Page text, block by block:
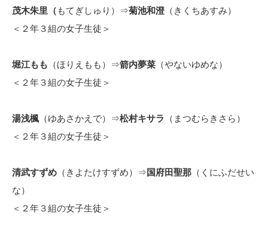
茂木朱里（ もてぎしゅり）⇒菊池和澄（きくちあすみ）
＜２年３組の女子生徒＞
堀江もも （ほりえもも）⇒箭内夢菜 （やないゆめな）
＜２年３組の女子生徒＞
湯浅楓 （ゆあさかえで）⇒松村キサラ （まつむらきさら）
＜２年３組の女子生徒＞
清武すずめ （きよたけすずめ）⇒国府田聖那 （くにふだせい
な）
＜２年３組の女子生徒＞